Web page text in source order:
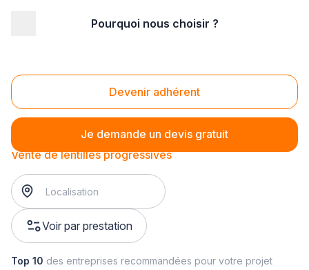
Pourquoi nous choisir ?
Devenir adhérent
Je demande un devis gratuit
Vente de lentilles progressives
Vente de lentilles progressives
Voir par prestation
Top 10 des entreprises recommandées pour votre projet